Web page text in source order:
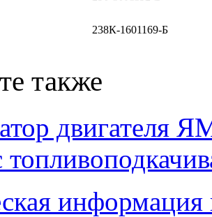
238К-1601169-Б
также
двигателя